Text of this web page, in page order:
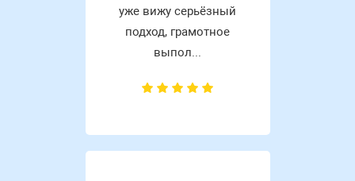
уже вижу серьёзный
подход, грамотное
выпол...